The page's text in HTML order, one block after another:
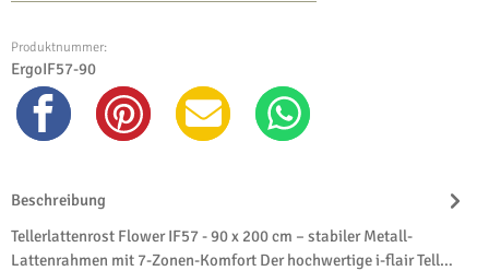
Produktnummer:
ErgoIF57-90
Beschreibung
Tellerlattenrost Flower IF57 - 90 x 200 cm – stabiler Metall-
Lattenrahmen mit 7-Zonen-Komfort Der hochwertige i-flair Tell…